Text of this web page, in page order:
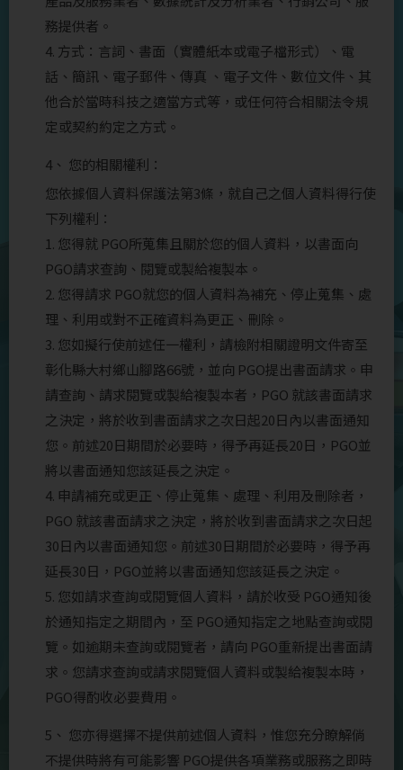
務提供者。
4. 方式：言詞、書面（實體紙本或電子檔形式）、電
話、簡訊、電子郵件、傳真 、電子文件、數位文件、其
他合於當時科技之適當方式等，或任何符合相關法令規
定或契約約定之方式。
4、 您的相關權利：
您依據個人資料保護法第3條，就自己之個人資料得行使
下列權利：
1. 您得就 PGO所蒐集且關於您的個人資料，以書面向
PGO請求查詢、閱覽或製給複製本。
2. 您得請求 PGO就您的個人資料為補充、停止蒐集、處
理、利用或對不正確資料為更正、刪除。
3. 您如擬行使前述任一權利，請檢附相關證明文件寄至
彰化縣大村鄉山腳路66號，並向 PGO提出書面請求。申
請查詢、請求閱覽或製給複製本者，PGO 就該書面請求
之決定，將於收到書面請求之次日起20日內以書面通知
您。前述20日期間於必要時，得予再延長20日，PGO並
將以書面通知您該延長之決定。
4. 申請補充或更正、停止蒐集、處理、利用及刪除者，
PGO 就該書面請求之決定，將於收到書面請求之次日起
30日內以書面通知您。前述30日期間於必要時，得予再
延長30日，PGO並將以書面通知您該延長之決定。
5. 您如請求查詢或閱覽個人資料，請於收受 PGO通知後
於通知指定之期間內，至 PGO通知指定之地點查詢或閱
覽。如逾期未查詢或閱覽者，請向 PGO重新提出書面請
求。您請求查詢或請求閱覽個人資料或製給複製本時，
PGO得酌收必要費用。
5、 您亦得選擇不提供前述個人資料，惟您充分瞭解倘
不提供時將有可能影響 PGO提供各項業務或服務之即時